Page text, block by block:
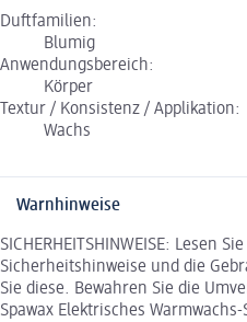
Duftfamilien:
Blumig
Anwendungsbereich:
Körper
Textur / Konsistenz / Applikation:
Wachs
Warnhinweise
SICHERHEITSHINWEISE: Lesen
Sicherheitshinweise und die
Sie diese. Bewahren Sie die
Spawax Elektrisches